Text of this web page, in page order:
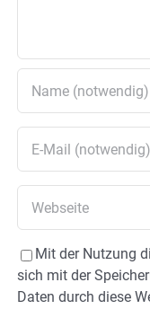
Mit der Nutzung
sich mit der
Daten durch diese